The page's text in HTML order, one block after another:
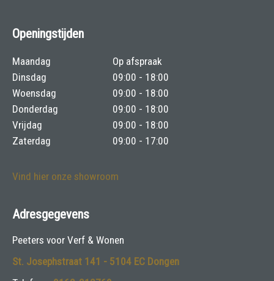
Openingstijden
Maandag
Op afspraak
Dinsdag
09:00 - 18:00
Woensdag
09:00 - 18:00
Donderdag
09:00 - 18:00
Vrijdag
09:00 - 18:00
Zaterdag
09:00 - 17:00
Vind hier onze showroom
Adresgegevens
Peeters voor Verf & Wonen
St. Josephstraat 141 - 5104 EC Dongen